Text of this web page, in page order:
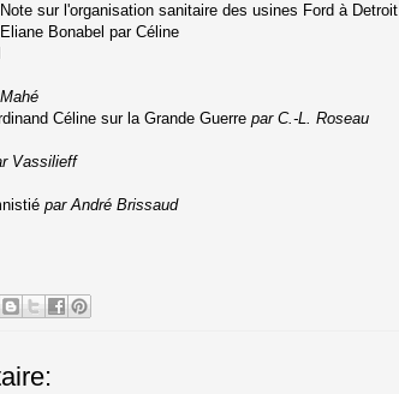
sur l'organisation sanitaire des usines Ford à Detroit
Bonabel par Céline
Céline sur la Grande Guerre par C.-L. Roseau
Vassilieff
par André Brissaud